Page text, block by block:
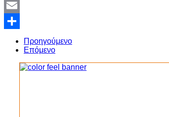
Twitter
Email
Share
Προηγούμενο
Επόμενο